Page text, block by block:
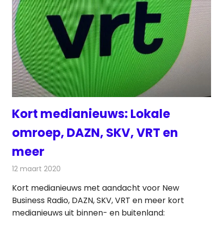
Kort medianieuws: Lokale
omroep, DAZN, SKV, VRT en
meer
12 maart 2020
Kort medianieuws met aandacht voor New
Business Radio, DAZN, SKV, VRT en meer kort
medianieuws uit binnen- en buitenland: